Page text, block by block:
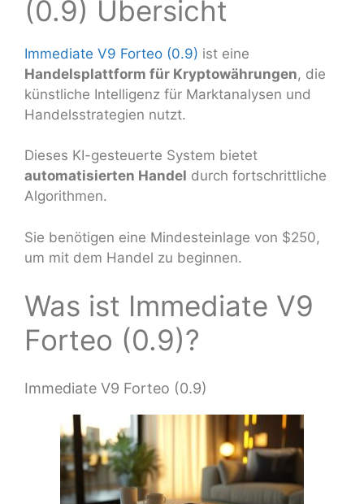
(0.9) Übersicht
Immediate V9 Forteo (0.9) ist eine
Handelsplattform für Kryptowährungen, die
künstliche Intelligenz für Marktanalysen und
Handelsstrategien nutzt.
Dieses KI-gesteuerte System bietet
automatisierten Handel durch fortschrittliche
Algorithmen.
Sie benötigen eine Mindesteinlage von $250,
um mit dem Handel zu beginnen.
Was ist Immediate V9
Forteo (0.9)?
Immediate V9 Forteo (0.9)